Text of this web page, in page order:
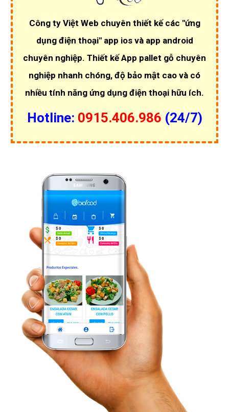
Công ty Việt Web chuyên thiết kế các "ứng
dụng điện thoại"app ios và app android
chuyên nghiệp. Thiết kế App pallet gỗ chuyên
nghiệp nhanh chóng, độ bảo mật cao và có
nhiều tính năng ứng dụng điện thoại hữu ích.
Hotline: 0915.406.986 (24/7)